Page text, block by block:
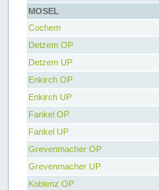
MOSEL
Cochem
Detzem OP
Detzem UP
Enkirch OP
Enkirch UP
Fankel OP
Fankel UP
Grevenmacher OP
Grevenmacher UP
Koblenz OP